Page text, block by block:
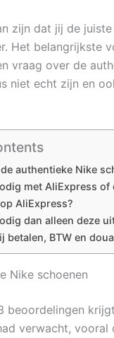
zijn dat jij de
Het belangrijkste
vraag over de
niet echt zijn en
authentieke Nike
met AliExpress of
AliExpress?
dan alleen deze
betalen, BTW en
Nike schoenen
beoordelingen
verwacht,